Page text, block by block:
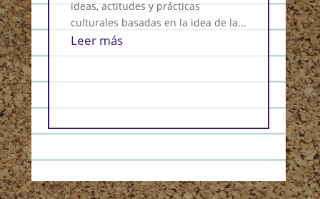
ideas, actitudes y prácticas
culturales basadas en la idea de la...
Leer más
La
que